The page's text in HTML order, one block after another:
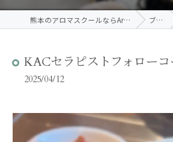
熊本のアロマスクールならAroma Terrace ブログ
KACセラピストフォローコ
2025/04/12